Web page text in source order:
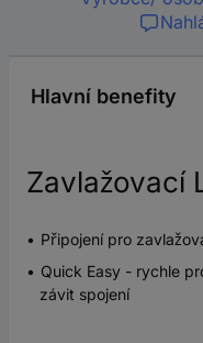
Hlavní benefity
Zavlažovací
Připojení pro
Quick Easy - rychle
závit spojení